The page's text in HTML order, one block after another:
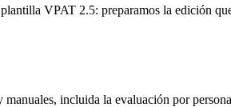
VPAT 2.5: preparamos la edición
incluida la evaluación por